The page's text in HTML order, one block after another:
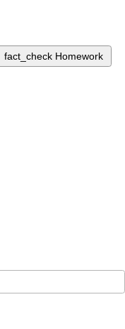
fact_check Homework